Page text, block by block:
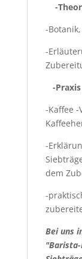
-
-
-
-Praxis
-Kaffee
-
dem
-
Bei uns
"Barista-